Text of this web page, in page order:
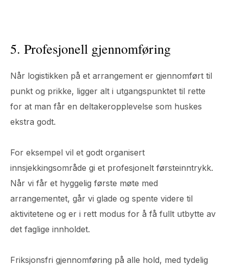
5. Profesjonell gjennomføring
Når logistikken på et arrangement er gjennomført til
punkt og prikke, ligger alt i utgangspunktet til rette
for at man får en deltakeropplevelse som huskes
ekstra godt.
For eksempel vil et godt organisert
innsjekkingsområde gi et profesjonelt førsteinntrykk.
Når vi får et hyggelig første møte med
arrangementet, går vi glade og spente videre til
aktivitetene og er i rett modus for å få fullt utbytte av
det faglige innholdet.
Friksjonsfri gjennomføring på alle hold, med tydelig